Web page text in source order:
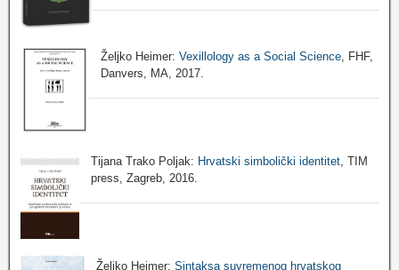
Željko Heimer:Vexillology as a Social Science , FHF,
Danvers, MA, 2017.
Tijana Trako Poljak: Hrvatski simbolički identitet , TIM
press, Zagreb, 2016.
Željko Heimer: Sintaksa suvremenog hrvatskog